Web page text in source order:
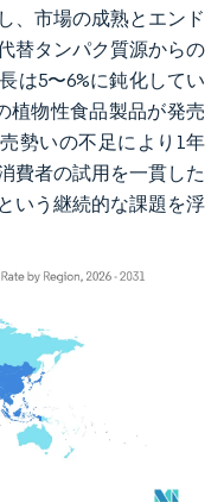
、市場の成熟とエンド
替タンパク質源からの
は5〜6%に鈍化してい
植物性食品製品が発売
勢いの不足により1年
費者の試用を一貫した
いう継続的な課題を浮